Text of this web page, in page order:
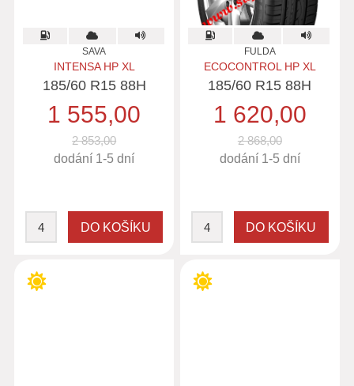
SAVA
INTENSA HP XL
185/60 R15 88H
1 555,00
2 853,00
dodání 1-5 dní
FULDA
ECOCONTROL HP XL
185/60 R15 88H
1 620,00
2 868,00
dodání 1-5 dní